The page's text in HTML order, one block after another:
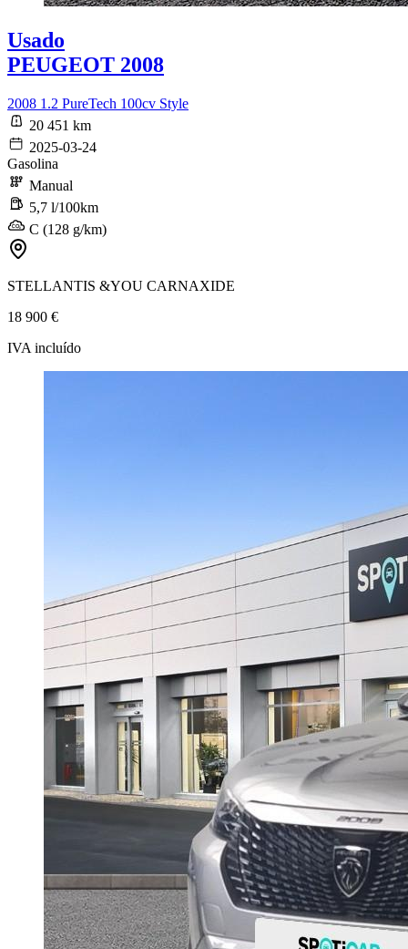
Usado
PEUGEOT 2008
2008 1.2 PureTech 100cv Style
20 451 km
2025-03-24
Gasolina
Manual
5,7 l/100km
C (128 g/km)
STELLANTIS &YOU CARNAXIDE
18 900 €
IVA incluído